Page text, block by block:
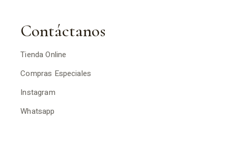
Contáctanos
Tienda Online
Compras Especiales
Instagram
Whatsapp